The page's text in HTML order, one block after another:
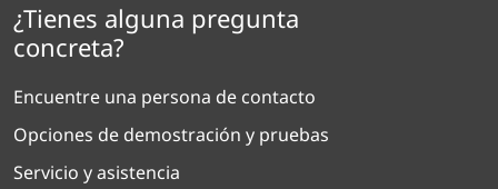
¿Tienes alguna pregunta
concreta?
Encuentre una persona de contacto
Opciones de demostración y pruebas
Servicio y asistencia